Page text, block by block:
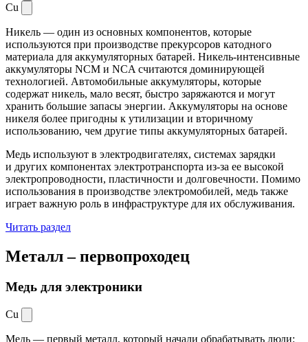
Cu
Никель — один из основных компонентов, которые
используются при производстве прекурсоров катодного
материала для аккумуляторных батарей. Никель-интенсивные
аккумуляторы NCM и NCA считаются доминирующей
технологией. Автомобильные аккумуляторы, которые
содержат никель, мало весят, быстро заряжаются и могут
хранить большие запасы энергии. Аккумуляторы на основе
никеля более пригодны к утилизации и вторичному
использованию, чем другие типы аккумуляторных батарей.
Медь используют в электродвигателях, системах зарядки
и других компонентах электротранспорта из-за ее высокой
электропроводности, пластичности и долговечности. Помимо
использования в производстве электромобилей, медь также
играет важную роль в инфраструктуре для их обслуживания.
Читать раздел
Металл –первопроходец
Медь для электроники
Cu
Медь — первый металл, который начали обрабатывать люди: